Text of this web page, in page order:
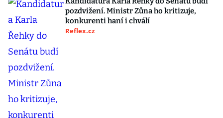
pozdvižení. Ministr Zůna ho kritizuje,
konkurenti haní i chválí
Reflex.cz